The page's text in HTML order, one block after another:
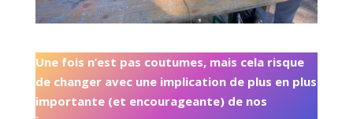
Une fois n’est pas coutumes, mais cela risque
de changer avec une implication de plus en plus
importante (et encourageante) de nos